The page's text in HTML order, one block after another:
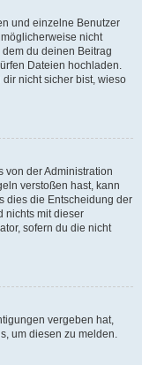
und einzelne Benutzer
nicht
du deinen Beitrag
Dateien hochladen.
nicht sicher bist, wieso
von der Administration
verstoßen hast, kann
dies die Entscheidung der
nichts mit dieser
sofern du die nicht
vergeben hat,
um diesen zu melden.